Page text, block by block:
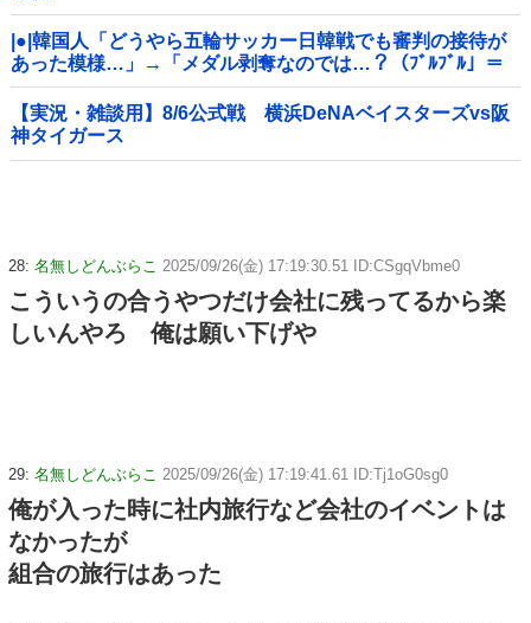
|●|韓国人「どうやら五輪サッカー日韓戦でも審判の接待が
あった模様…」→「メダル剥奪なのでは…？（ﾌﾞﾙﾌﾞﾙ」＝
韓国の反応
【実況・雑談用】8/6公式戦 横浜DeNAベイスターズvs阪
神タイガース
28: 名無しどんぶらこ 2025/09/26(金) 17:19:30.51 ID:CSgqVbme0
こういうの合うやつだけ会社に残ってるから楽
しいんやろ 俺は願い下げや
29: 名無しどんぶらこ 2025/09/26(金) 17:19:41.61 ID:Tj1oG0sg0
俺が入った時に社内旅行など会社のイベントは
なかったが
組合の旅行はあった